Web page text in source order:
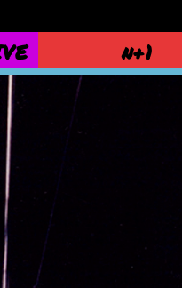
n+1